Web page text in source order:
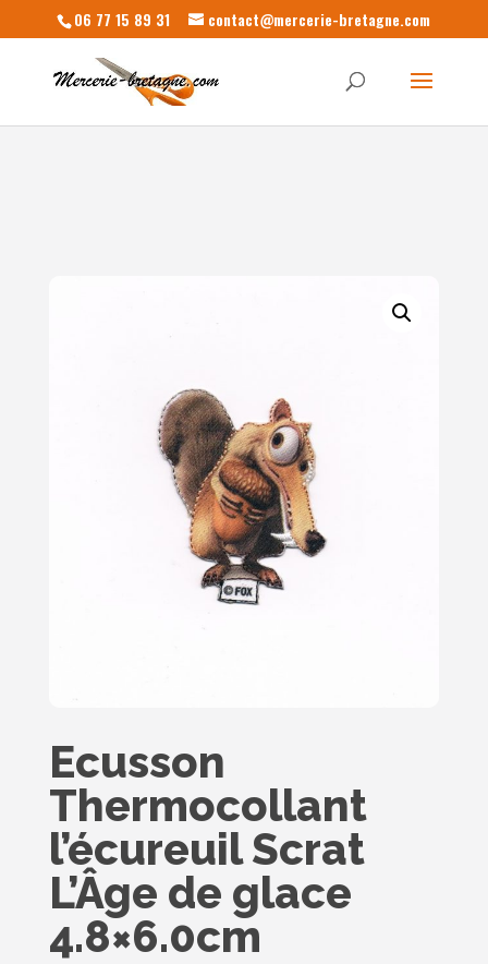
06 77 15 89 31 contact@mercerie-bretagne.com
Ecusson
Thermocollant
l’écureuil Scrat
L’Âge de glace
4.8×6.0cm